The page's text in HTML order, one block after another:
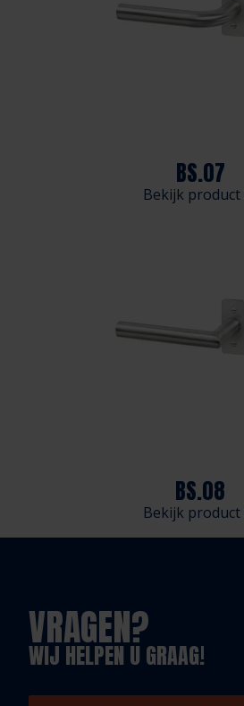
BS.07
Bekijk product
BS.08
Bekijk product
VRAGEN?
WIJ HELPEN U GRAAG!